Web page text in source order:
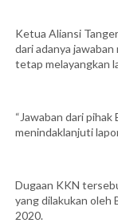
Ketua Aliansi
dari adanya
tetap melayangkan
“Jawaban dari
menindaklanjuti
Dugaan KKN
yang dilakukan oleh
2020.